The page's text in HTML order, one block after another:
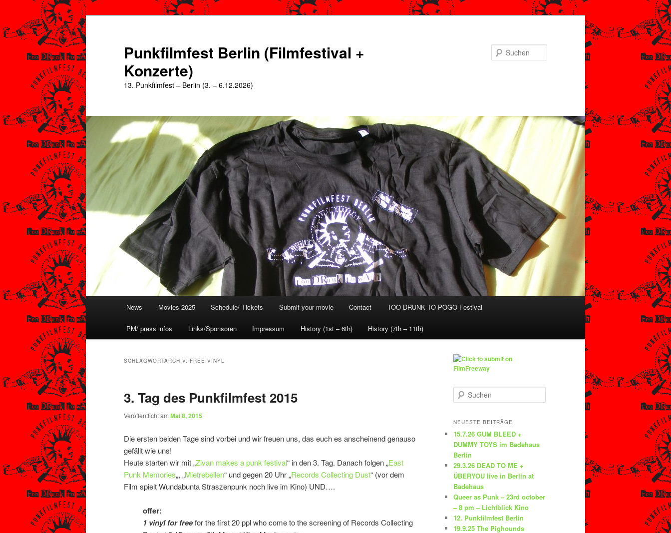
primären
springen
sekundären
springen
Punkfilmfest Berlin (Filmfestival +
Konzerte)
13. Punkfilmfest – Berlin (3. – 6.12.2026)
News Movies 2025 Schedule/ Tickets Submit your movie Contact TOO DRUNK TO POGO Festival
PM/ press infos Links/Sponsoren Impressum History (1st – 6th) History (7th – 11th)
SCHLAGWORTARCHIV: FREE VINYL
3. Tag des Punkfilmfest 2015
Veröffentlicht am Mai 8, 2015
Die ersten beiden Tage sind vorbei und wir freuen uns, das euch es anscheinend genauso
gefällt wie uns!
Heute starten wir mit „Zivan makes a punk festival“ in den 3. Tag. Danach folgen „East
Punk Memories„, „Mietrebellen“ und gegen 20 Uhr „Records Collecting Dust“ (vor dem
Film spielt Wundabunta Straszenpunk noch live im Kino) UND….
offer:
1 vinyl for freefor the first 20 ppl who come to the screening of Records Collecting
u
h
n
NEUESTE BEITRÄGE
15.7.26 GUM BLEED +
DUMMY TOYS im Badehaus
Berlin
29.3.26 DEAD TO ME +
ÜBERYOU live in Berlin at
Badehaus
Queer as Punk – 23rd october
– 8 pm – Lichtblick Kino
12. Punkfilmfest Berlin
19.9.25 The Pighounds